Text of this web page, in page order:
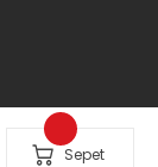
Sepet